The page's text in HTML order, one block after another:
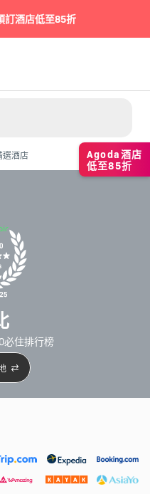
訂酒店低至85折
選酒店
必住排行榜
Agoda酒店
低至85折